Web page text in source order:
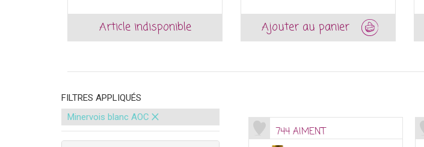
Article indisponible Ajouter au panier
FILTRES APPLIQUÉS
Minervois blanc AOC ×
744 AIMENT